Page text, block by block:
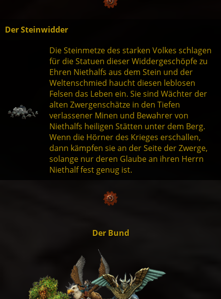
Der Steinwidder
Die Steinmetze des starken Volkes schlagen
für die Statuen dieser Widdergeschöpfe zu
Ehren Niethalfs aus dem Stein und der
Weltenschmied haucht diesen leblosen
Felsen das Leben ein. Sie sind Wächter der
alten Zwergenschätze in den Tiefen
verlassener Minen und Bewahrer von
Niethalfs heiligen Stätten unter dem Berg.
Wenn die Hörner des Krieges erschallen,
dann kämpfen sie an der Seite der Zwerge,
solange nur deren Glaube an ihren Herrn
Niethalf fest genug ist.
Der Bund